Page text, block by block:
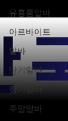
유흥룸알바
아르바이트
알바
단기알바
장기알바
주말알바